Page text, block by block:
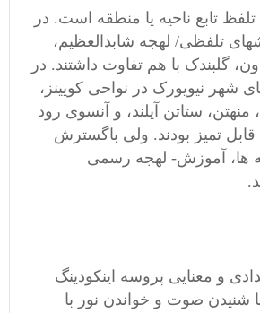
تابع ناحیه یا منطقه است. در
دهه 30 بخشهای تلفظی/ لهجه شابدالعظیم،
گلبندک با هم تفاوت داشتند. در
شهر نیویورک در نواحی کویینز،
منهتن، ستاتن آیلند، و آنسوی رود
تمیز بودند. ولی باگسترش
ها، آموزش- لهجه رسمی
و معنایی پروسه اینکودینگ
شنیدن صوت و خواندن نور با